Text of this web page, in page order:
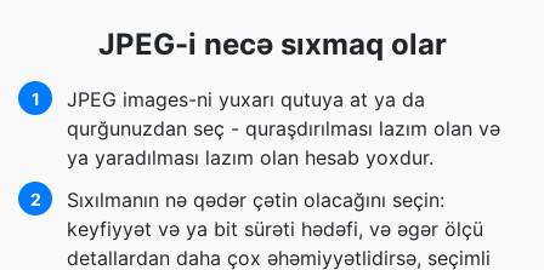
JPEG-i necə sıxmaq olar
1
JPEG images-ni yuxarı qutuya at ya da
qurğunuzdan seç - quraşdırılması lazım olan və
ya yaradılması lazım olan hesab yoxdur.
2
Sıxılmanın nə qədər çətin olacağını seçin:
keyfiyyət və ya bit sürəti hədəfi, və əgər ölçü
detallardan daha çox əhəmiyyətlidirsə, seçimli